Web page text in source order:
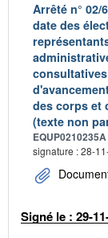
Arrêté n° 02/
date des
des corps et
(texte non
EQUP0210235A
signature : 28-
Signé le : 29-